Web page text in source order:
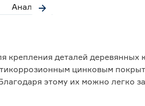
Аналоги
крепления деталей деревянных
цинковым
этому их можно легко